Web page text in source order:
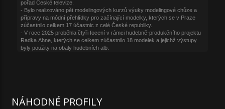
NÁHODNÉ PROFILY